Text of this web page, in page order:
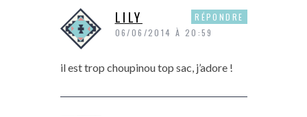
LILY
06/06/2014 À 20:59
il est trop choupinou top sac, j’adore !
RÉPONDRE